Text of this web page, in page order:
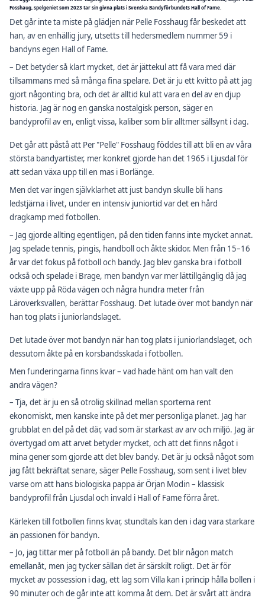
Fosshaug, spelgeniet som 2023 tar sin givna plats i Svenska Bandyförbundets Hall of Fame.
Det går inte ta miste på glädjen när Pelle Fosshaug får beskedet att
han, av en enhällig jury, utsetts till hedersmedlem nummer 59 i
bandyns egen Hall of Fame.
– Det betyder så klart mycket, det är jättekul att få vara med där
tillsammans med så många fina spelare. Det är ju ett kvitto på att jag
gjort någonting bra, och det är alltid kul att vara en del av en djup
historia. Jag är nog en ganska nostalgisk person, säger en
bandyprofil av en, enligt vissa, kaliber som blir alltmer sällsynt i dag.
Det går att påstå att Per "Pelle" Fosshaug föddes till att bli en av våra
största bandyartister, mer konkret gjorde han det 1965 i Ljusdal för
att sedan växa upp till en mas i Borlänge.
Men det var ingen självklarhet att just bandyn skulle bli hans
ledstjärna i livet, under en intensiv juniortid var det en hård
dragkamp med fotbollen.
– Jag gjorde allting egentligen, på den tiden fanns inte mycket annat.
Jag spelade tennis, pingis, handboll och åkte skidor. Men från 15–16
år var det fokus på fotboll och bandy. Jag blev ganska bra i fotboll
också och spelade i Brage, men bandyn var mer lättillgänglig då jag
växte upp på Röda vägen och några hundra meter från
Läroverksvallen, berättar Fosshaug. Det lutade över mot bandyn när
han tog plats i juniorlandslaget.
Det lutade över mot bandyn när han tog plats i juniorlandslaget, och
dessutom åkte på en korsbandsskada i fotbollen.
Men funderingarna finns kvar – vad hade hänt om han valt den
andra vägen?
– Tja, det är ju en så otrolig skillnad mellan sporterna rent
ekonomiskt, men kanske inte på det mer personliga planet. Jag har
grubblat en del på det där, vad som är starkast av arv och miljö. Jag är
övertygad om att arvet betyder mycket, och att det finns något i
mina gener som gjorde att det blev bandy. Det är ju också något som
jag fått bekräftat senare, säger Pelle Fosshaug, som sent i livet blev
varse om att hans biologiska pappa är Örjan Modin – klassisk
bandyprofil från Ljusdal och invald i Hall of Fame förra året.
Kärleken till fotbollen finns kvar, stundtals kan den i dag vara starkare
än passionen för bandyn.
– Jo, jag tittar mer på fotboll än på bandy. Det blir någon match
emellanåt, men jag tycker sällan det är särskilt roligt. Det är för
mycket av possession i dag, ett lag som Villa kan i princip hålla bollen i
90 minuter och de går inte att komma åt dem. Det är svårt att ändra